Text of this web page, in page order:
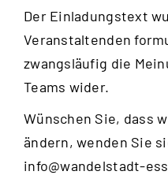
Der Einladungstext
Veranstaltenden
zwangsläufig die
Teams wider.
Wünschen Sie, dass
ändern, wenden Sie
info@wandelstadt-